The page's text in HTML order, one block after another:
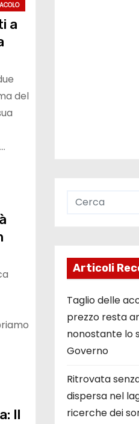
a
del
Il
Articoli
Taglio delle
prezzo resta
nonostante lo
Governo
Ritrovata
dispersa nel
ricerche dei